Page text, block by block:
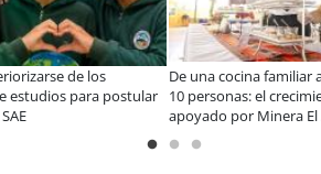
postular
De una cocina familiar a un equipo de
10 personas: el crecimiento de Inkillay
apoyado por Minera El Abra